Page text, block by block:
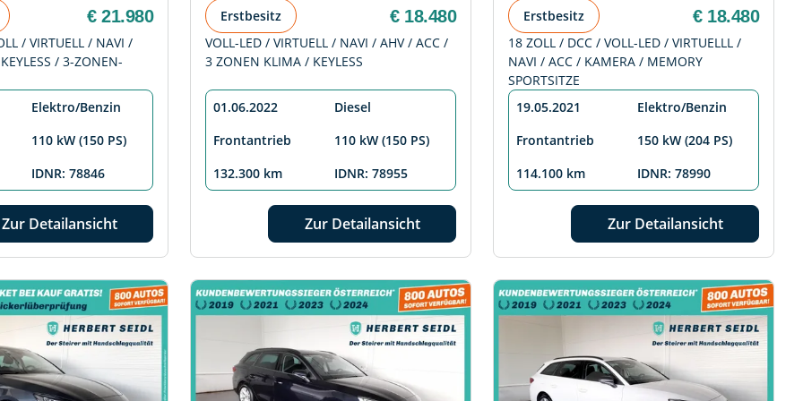
€ 21.980
/ VIRTUELL / NAVI /
/ 3-ZONEN-
Elektro/Benzin
110 kW (150 PS)
IDNR: 78846
Zur Detailansicht
Erstbesitz € 18.480
VOLL-LED / VIRTUELL / NAVI / AHV / ACC /
3 ZONEN KLIMA / KEYLESS
01.06.2022
Diesel
Frontantrieb
110 kW (150 PS)
132.300 km
IDNR: 78955
Zur Detailansicht
Erstbesitz € 18.480
18 ZOLL / DCC / VOLL-LED / VIRTUELLL /
NAVI / ACC / KAMERA / MEMORY
SPORTSITZE
19.05.2021
Elektro/Benzin
Frontantrieb
150 kW (204 PS)
114.100 km
IDNR: 78990
Zur Detailansicht